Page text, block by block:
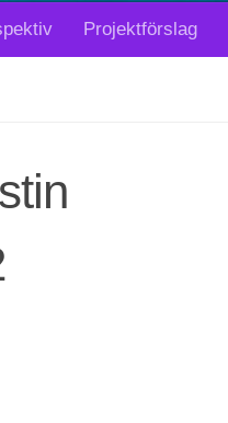
Projektförslag